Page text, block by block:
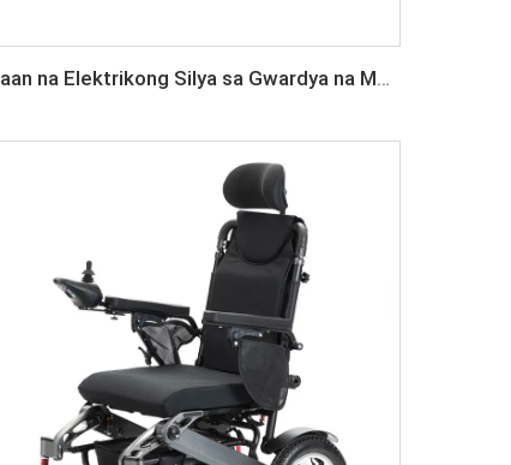
Magaan na Elektrikong Silya sa Gwardya na May Carbon Fiber na Motor